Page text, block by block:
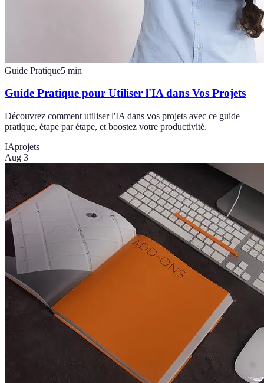
Guide Pratique5 min
Guide Pratique pour Utiliser l'IA dans Vos Projets
Découvrez comment utiliser l'IA dans vos projets avec ce guide
pratique, étape par étape, et boostez votre productivité.
IAprojets
Aug 3